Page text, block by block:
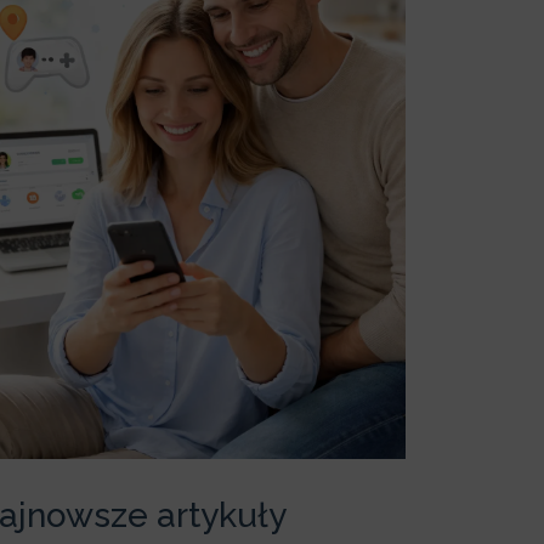
artykuły